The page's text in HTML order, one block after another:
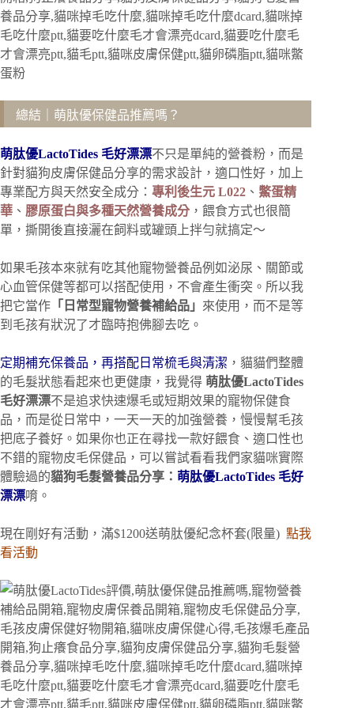
總結｜萌肽優保健品推薦嗎？
萌肽優LactoTides 毛好漂漂不只是單純的營養粉，而是
針對貓狗皮膚保健品分享的需求設計，適口性好，加上
專業配方與天然安全成分： 專利後生元 L022 、 鱉蛋精
華 、 膠原蛋白與多種天然營養成分，餵食方式也很簡
單，撕開後直接灑在飼料或罐頭上拌勻就搞定～
如果毛孩本來就有吃其他寵物營養品例如泌尿、關節或
心血管保健等都可以搭配使用，不會產生衝突。所以我
把它當作 「日常型寵物營養補給品」 來使用，而不是等
到毛孩有狀況了才臨時抱佛腳去吃。
定期補充保養品，再搭配日常梳毛與清潔 ，貓貓們整體
的毛髮狀態看起來也更健康，我覺得 萌肽優LactoTides
毛好漂漂不是追求快速爆毛或短期效果的寵物保健食
品，而是從日常中，一天一天的加強營養，慢慢幫毛孩
把底子養好。如果你也正在尋找一款好餵食、適口性也
不錯的寵物皮毛保健品，可以嘗試看看我們家貓咪實際
體驗過的貓狗毛髮營養品分享： 萌肽優LactoTides 毛好
漂漂唷。
現在剛好有活動，滿$1200送萌肽優紀念杯套(限量) 點我
看活動